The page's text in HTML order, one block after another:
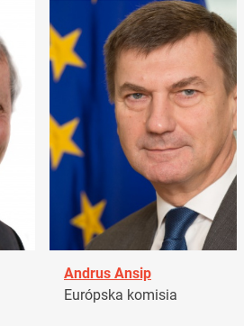
Andrus Ansip
Európska komisia